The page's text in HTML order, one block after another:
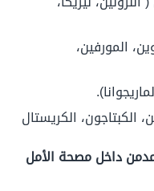
المورفين،
الكبتاجون، الكريستال
داخل مصحة الأمل